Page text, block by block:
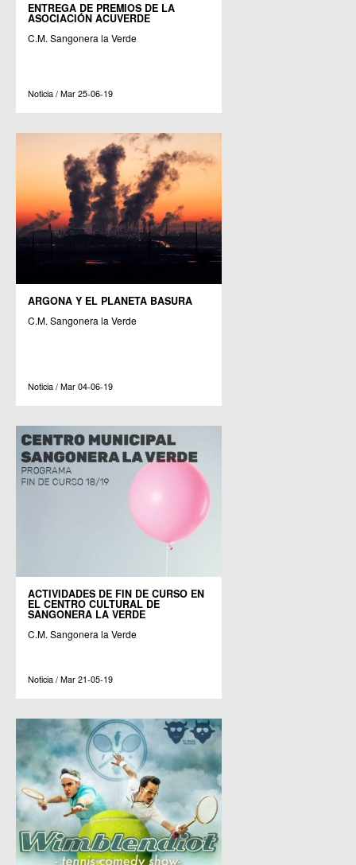
ENTREGA DE PREMIOS DE LA
ASOCIACIÓN ACUVERDE
C.M. Sangonera la Verde
Noticia / Mar 25-06-19
ARGONA Y EL PLANETA BASURA
C.M. Sangonera la Verde
Noticia / Mar 04-06-19
ACTIVIDADES DE FIN DE CURSO EN
EL CENTRO CULTURAL DE
SANGONERA LA VERDE
C.M. Sangonera la Verde
Noticia / Mar 21-05-19